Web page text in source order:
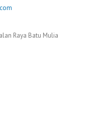
Raya Batu Mulia